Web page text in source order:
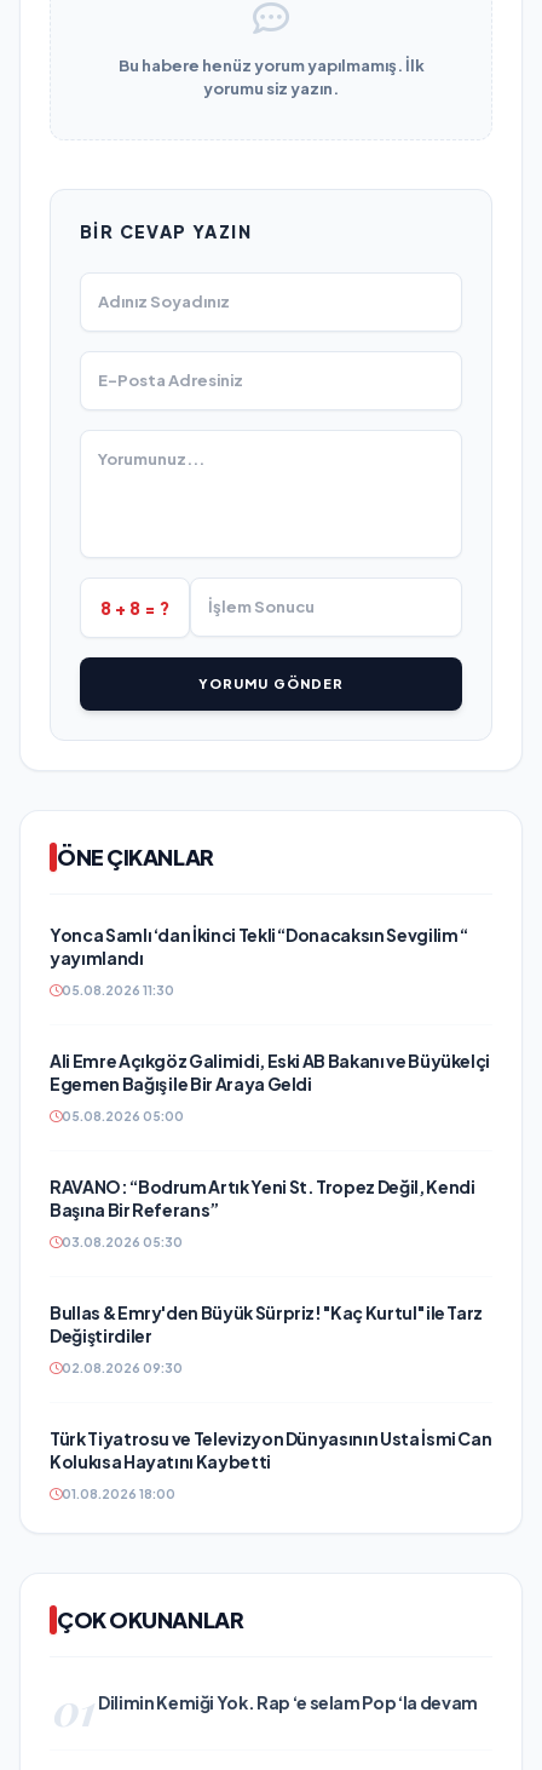
Bu habere henüz yorum yapılmamış. İlk
yorumu siz yazın.
BIR CEVAP YAZIN
8 + 8 = ?
YORUMU GÖNDER
ÖNE ÇIKANLAR
Yonca Samlı ‘dan İkinci Tekli “Donacaksın Sevgilim “
yayımlandı
05.08.2026 11:30
Ali Emre Açıkgöz Galimidi, Eski AB Bakanı ve Büyükelçi
Egemen Bağış ile Bir Araya Geldi
05.08.2026 05:00
RAVANO: “Bodrum Artık Yeni St. Tropez Değil, Kendi
Başına Bir Referans”
03.08.2026 05:30
Bullas & Emry'den Büyük Sürpriz! "Kaç Kurtul" ile Tarz
Değiştirdiler
02.08.2026 09:30
Türk Tiyatrosu ve Televizyon Dünyasının Usta İsmi Can
Kolukısa Hayatını Kaybetti
01.08.2026 18:00
ÇOK OKUNANLAR
01 Dilimin Kemiği Yok. Rap ‘e selam Pop ‘la devam